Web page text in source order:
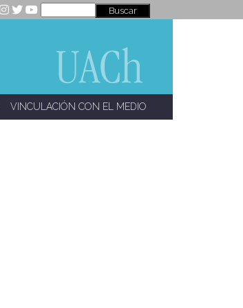
VINCULACIÓN CON EL MEDIO